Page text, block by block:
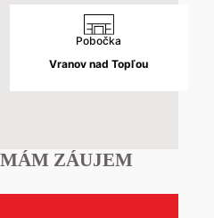
Pobočka
Vranov nad Topľou
MÁM ZÁUJEM